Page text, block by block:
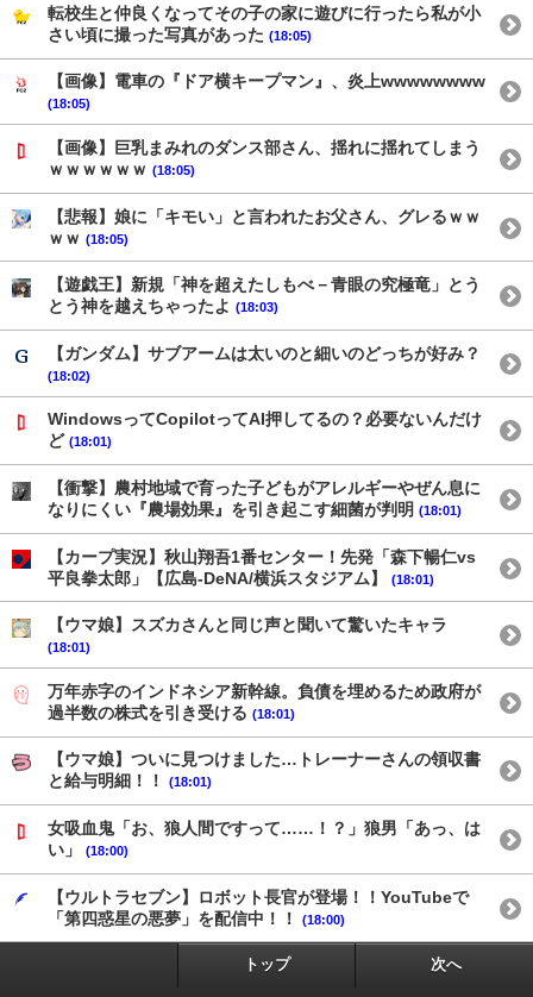
転校生と仲良くなってその子の家に遊びに行ったら私が小
さい頃に撮った写真があった (18:05)
【画像】電車の『ドア横キープマン』、炎上wwwwwwww
(18:05)
【画像】巨乳まみれのダンス部さん、揺れに揺れてしまう
ｗｗｗｗｗｗ (18:05)
【悲報】娘に「キモい」と言われたお父さん、グレるｗｗ
ｗｗ (18:05)
【遊戯王】新規「神を超えたしもべ－青眼の究極竜」とう
とう神を越えちゃったよ (18:03)
【ガンダム】サブアームは太いのと細いのどっちが好み？
(18:02)
WindowsってCopilotってAI押してるの？必要ないんだけ
ど (18:01)
【衝撃】農村地域で育った子どもがアレルギーやぜん息に
なりにくい『農場効果』を引き起こす細菌が判明 (18:01)
【カープ実況】秋山翔吾1番センター！先発「森下暢仁vs
平良拳太郎」【広島-DeNA/横浜スタジアム】
(18:01)
【ウマ娘】スズカさんと同じ声と聞いて驚いたキャラ
(18:01)
万年赤字のインドネシア新幹線。負債を埋めるため政府が
過半数の株式を引き受ける (18:01)
【ウマ娘】ついに見つけました…トレーナーさんの領収書
と給与明細！！
(18:01)
女吸血鬼「お、狼人間ですって……！？」狼男「あっ、は
い」
(18:00)
【ウルトラセブン】ロボット長官が登場！！YouTubeで
「第四惑星の悪夢」を配信中！！
(18:00)
トップ 次へ